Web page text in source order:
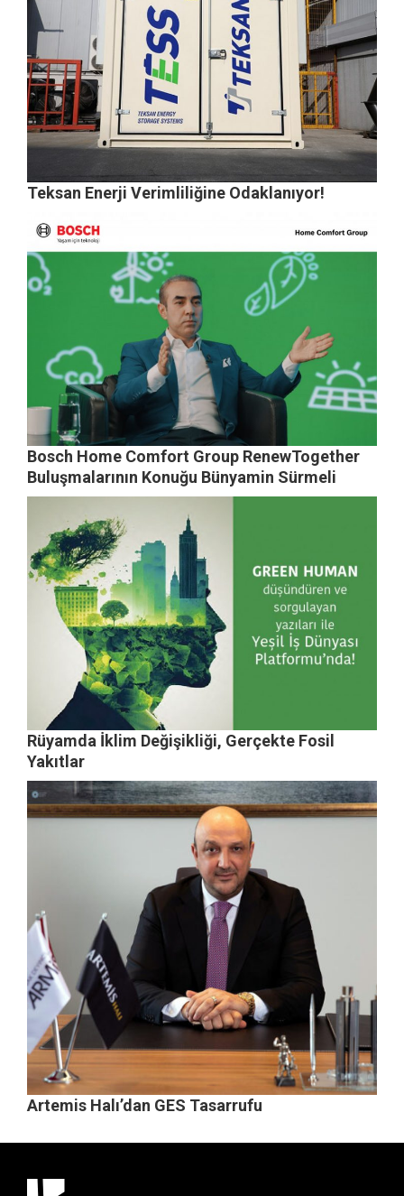
Teksan Enerji Verimliliğine Odaklanıyor!
Bosch Home Comfort Group RenewTogether
Buluşmalarının Konuğu Bünyamin Sürmeli
Rüyamda İklim Değişikliği, Gerçekte Fosil
Yakıtlar
Artemis Halı’dan GES Tasarrufu